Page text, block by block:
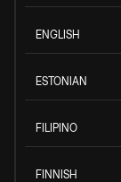
ENGLISH
ESTONIAN
FILIPINO
FINNISH